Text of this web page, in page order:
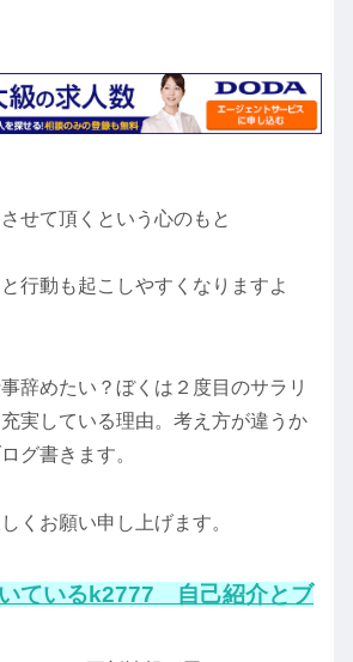
せて頂くという心のもと
行動も起こしやすくなりますよ
辞めたい？ぼくは２度目のサラリ
実している理由。考え方が違うか
グ書きます。
くお願い申し上げます。
ているk2777 自己紹介とブ